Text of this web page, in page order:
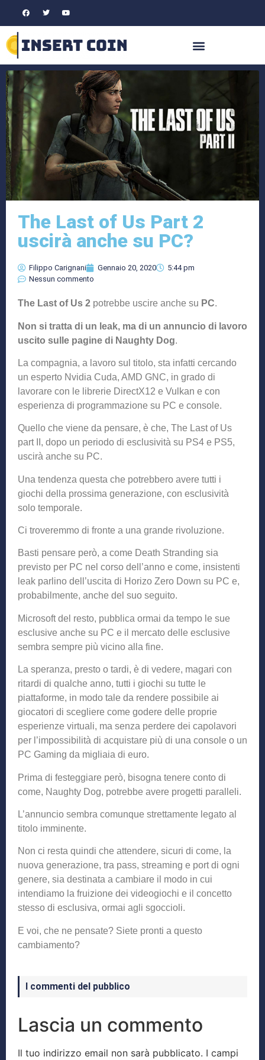
The Last of Us Part 2
uscirà anche su PC?
Filippo Carignani Gennaio 20, 2020
5:44 pm
Nessun commento
The Last of Us 2 potrebbe uscire anche su PC.
Non si tratta di un leak, ma di un annuncio di lavoro
uscito sulle pagine di Naughty Dog.
La compagnia, a lavoro sul titolo, sta infatti cercando
un esperto Nvidia Cuda, AMD GNC, in grado di
lavorare con le librerie DirectX12 e Vulkan e con
esperienza di programmazione su PC e console.
Quello che viene da pensare, è che, The Last of Us
part II, dopo un periodo di esclusività su PS4 e PS5,
uscirà anche su PC.
Una tendenza questa che potrebbero avere tutti i
giochi della prossima generazione, con esclusività
solo temporale.
Ci troveremmo di fronte a una grande rivoluzione.
Basti pensare però, a come Death Stranding sia
previsto per PC nel corso dell’anno e come, insistenti
leak parlino dell’uscita di Horizo Zero Down su PC e,
probabilmente, anche del suo seguito.
Microsoft del resto, pubblica ormai da tempo le sue
esclusive anche su PC e il mercato delle esclusive
sembra sempre più vicino alla fine.
La speranza, presto o tardi, è di vedere, magari con
ritardi di qualche anno, tutti i giochi su tutte le
piattaforme, in modo tale da rendere possibile ai
giocatori di scegliere come godere delle proprie
esperienze virtuali, ma senza perdere dei capolavori
per l’impossibilità di acquistare più di una console o un
PC Gaming da migliaia di euro.
Prima di festeggiare però, bisogna tenere conto di
come, Naughty Dog, potrebbe avere progetti paralleli.
L’annuncio sembra comunque strettamente legato al
titolo imminente.
Non ci resta quindi che attendere, sicuri di come, la
nuova generazione, tra pass, streaming e port di ogni
genere, sia destinata a cambiare il modo in cui
intendiamo la fruizione dei videogiochi e il concetto
stesso di esclusiva, ormai agli sgoccioli.
E voi, che ne pensate? Siete pronti a questo
cambiamento?
I commenti del pubblico
Lascia un commento
Il tuo indirizzo email non sarà pubblicato. I campi